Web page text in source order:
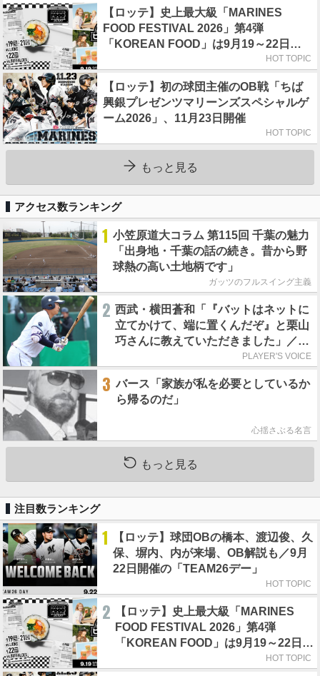
【ロッテ】史上最大級「MARINES
FOOD FESTIVAL 2026」第4弾
「KOREAN FOOD」は9月19～22日／
HOT TOPIC
【ロッテ】初の球団主催のOB戦「ちば
興銀プレゼンツマリーンズスペシャルゲ
ーム2026」、11月23日開催
HOT TOPIC
もっと見る
アクセス数ランキング
1 小笠原道大コラム 第115回 千葉の魅力
「出身地・千葉の話の続き。昔から野
球熱の高い土地柄です」
ガッツのフルスイング主義
2 西武・横田蒼和「『バットはネットに
立てかけて、端に置くんだぞ』と栗山
巧さんに教えていただきました」／憧
PLAYER'S VOICE
3 バース「家族が私を必要としているか
ら帰るのだ」
心揺さぶる名言
もっと見る
注目数ランキング
1
【ロッテ】球団OBの橋本、渡辺俊、久
保、塀内、内が来場、OB解説も／9月
22日開催の「TEAM26デー」
HOT TOPIC
2
【ロッテ】史上最大級「MARINES
FOOD FESTIVAL 2026」第4弾
「KOREAN FOOD」は9月19～22日／
HOT TOPIC